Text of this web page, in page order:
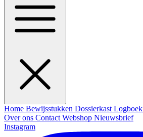
Home Bewijsstukken Dossierkast Logboek
Over ons Contact Webshop Nieuwsbrief
Instagram